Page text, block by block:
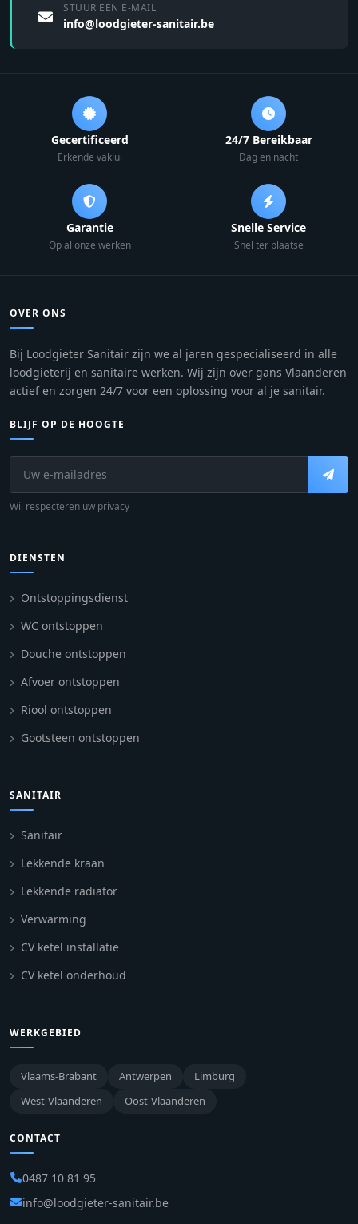
STUUR EEN E-MAIL
info@loodgieter-sanitair.be
Gecertificeerd
Erkende vaklui
24/7 Bereikbaar
Dag en nacht
Garantie
Op al onze werken
Snelle Service
Snel ter plaatse
OVER ONS
Bij Loodgieter Sanitair zijn we al jaren gespecialiseerd in alle
loodgieterij en sanitaire werken. Wij zijn over gans Vlaanderen
actief en zorgen 24/7 voor een oplossing voor al je sanitair.
BLIJF OP DE HOOGTE
Wij respecteren uw privacy
DIENSTEN
Ontstoppingsdienst
WC ontstoppen
Douche ontstoppen
Afvoer ontstoppen
Riool ontstoppen
Gootsteen ontstoppen
SANITAIR
Sanitair
Lekkende kraan
Lekkende radiator
Verwarming
CV ketel installatie
CV ketel onderhoud
WERKGEBIED
Vlaams-Brabant Antwerpen
Limburg
West-Vlaanderen
Oost-Vlaanderen
CONTACT
0487 10 81 95
info@loodgieter-sanitair.be